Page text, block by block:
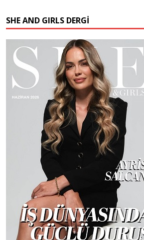
SHE AND GIRLS DERGİ